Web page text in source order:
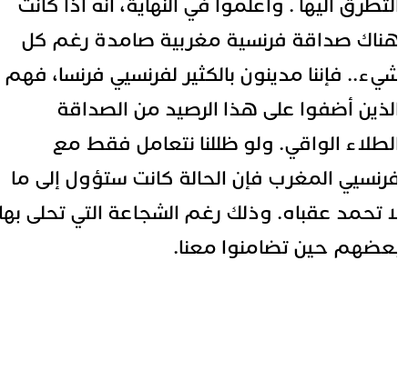
اليها . واعلموا في النهاية، أنه اذا كانت
صداقة فرنسية مغربية صامدة رغم كل
فإننا مدينون بالكثير لفرنسيي فرنسا، فهم
أضفوا على هذا الرصيد من الصداقة
الواقي. ولو ظللنا نتعامل فقط مع
المغرب فإن الحالة كانت ستؤول إلى ما
تحمد عقباه. وذلك رغم الشجاعة التي تحلى بها
حين تضامنوا معنا.